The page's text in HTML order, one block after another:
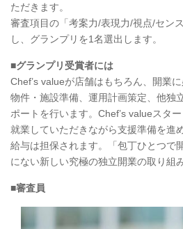
ただきます。
審査項目の「考案力/表現力/視点/セン
し、グランプリを1名選出します。
■グランプリ受賞者には
Chef’s valueが店舗はもちろん、開業
物件・施設準備、運用計画策定、他独
ポートを行います。Chef’s valueスタ
就業していただきながら支援準備を進
給与は担保されます。「包丁ひとつで
にない新しい究極の独立開業の取り組
■審査員